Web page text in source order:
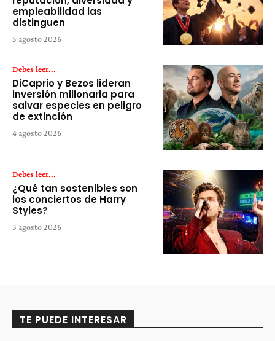
empleabilidad las
distinguen
5 agosto 2026
Debes leer...
DiCaprio y Bezos lideran
inversión millonaria para
salvar especies en peligro
de extinción
4 agosto 2026
Debes leer...
¿Qué tan sostenibles son
los conciertos de Harry
Styles?
3 agosto 2026
TE PUEDE INTERESAR